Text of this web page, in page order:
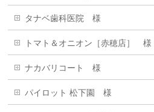
タナベ歯科医院 様
トマト＆オニオン［赤穂店］ 様
ナカバリコート 様
パイロット 松下園 様